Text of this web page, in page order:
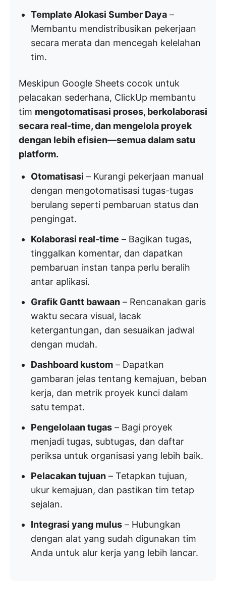
Template Alokasi Sumber Daya –
Membantu mendistribusikan pekerjaan
secara merata dan mencegah kelelahan
tim.
Meskipun Google Sheets cocok untuk
pelacakan sederhana, ClickUp membantu
tim mengotomatisasi proses, berkolaborasi
secara real-time, dan mengelola proyek
dengan lebih efisien—semua dalam satu
platform.
Otomatisasi – Kurangi pekerjaan manual
dengan mengotomatisasi tugas-tugas
berulang seperti pembaruan status dan
pengingat.
Kolaborasi real-time – Bagikan tugas,
tinggalkan komentar, dan dapatkan
pembaruan instan tanpa perlu beralih
antar aplikasi.
Grafik Gantt bawaan – Rencanakan garis
waktu secara visual, lacak
ketergantungan, dan sesuaikan jadwal
dengan mudah.
Dashboard kustom – Dapatkan
gambaran jelas tentang kemajuan, beban
kerja, dan metrik proyek kunci dalam
satu tempat.
Pengelolaan tugas – Bagi proyek
menjadi tugas, subtugas, dan daftar
periksa untuk organisasi yang lebih baik.
Pelacakan tujuan – Tetapkan tujuan,
ukur kemajuan, dan pastikan tim tetap
sejalan.
Integrasi yang mulus – Hubungkan
dengan alat yang sudah digunakan tim
Anda untuk alur kerja yang lebih lancar.